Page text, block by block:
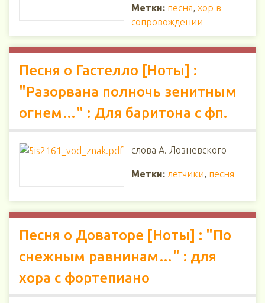
Метки: песня, хор в
сопровождении
Песня о Гастелло [Ноты] :
"Разорвана полночь зенитным
огнем…" : Для баритона с фп.
слова А. Лозневского
Метки: летчики, песня
Песня о Доваторе [Ноты] : "По
снежным равнинам…" : для
хора с фортепиано